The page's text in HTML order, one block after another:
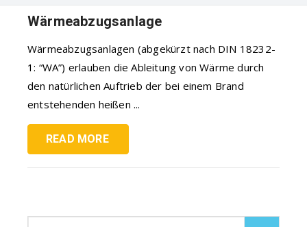
Wärmeabzugsanlage
Wärmeabzugsanlagen (abgekürzt nach DIN 18232-
1: “WA”) erlauben die Ableitung von Wärme durch
den natürlichen Auftrieb der bei einem Brand
entstehenden heißen ...
READ MORE